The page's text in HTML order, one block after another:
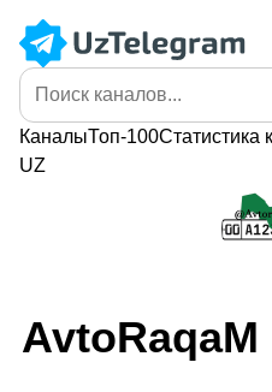
КаналыТоп-100Статистика
UZ
AvtoRaqaM